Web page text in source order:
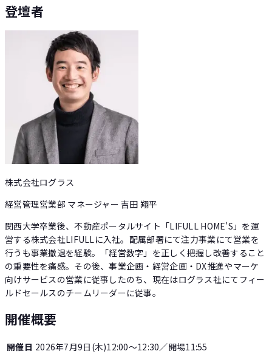
登壇者
株式会社ログラス
経営管理営業部 マネージャー 吉田 翔平
関西大学卒業後、不動産ポータルサイト「LIFULL HOME'S」を運
営する株式会社LIFULLに入社。配属部署にて注力事業にて営業を
行うも事業撤退を経験。「経営数字」を正しく把握し改善すること
の重要性を痛感。その後、事業企画・経営企画・DX推進やマーケ
向けサービスの営業に従事したのち、現在はログラス社にてフィー
ルドセールスのチームリーダーに従事。
開催概要
開催日 2026年7月9日(木)12:00〜12:30／開場11:55